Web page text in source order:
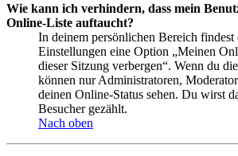
Wie kann ich verhindern, dass mein
Online-Liste auftaucht?
In deinem persönlichen Bereich findest
Einstellungen eine Option „Meinen
dieser Sitzung verbergen“. Wenn du
können nur Administratoren,
deinen Online-Status sehen. Du wirst
Besucher gezählt.
Nach oben